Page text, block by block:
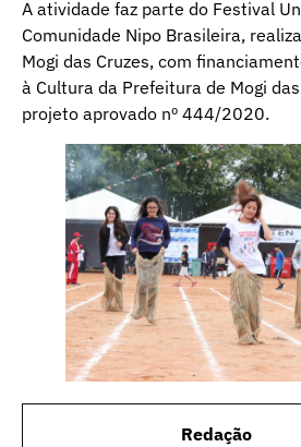
A atividade faz parte do Festival
Comunidade Nipo Brasileira,
Mogi das Cruzes, com
à Cultura da Prefeitura de Mogi
projeto aprovado nº 444/2020.
Redação